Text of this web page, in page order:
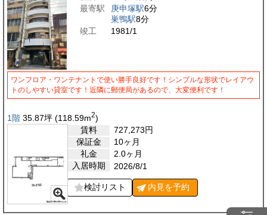
最寄駅
庚申塚駅6分
巣鴨駅8分
竣工
1981/1
ワンフロア・ワンテナントで使い勝手良好です！シンプルな形状でレイアウ
トのしやすい貸室です！近隣に郵便局があるので、大変便利です！
1階 35.87坪 (118.59m2)
賃料
727,273円
保証金
10ヶ月
礼金
2.0ヶ月
入居時期
2026/8/1
検討リスト 内見を予約